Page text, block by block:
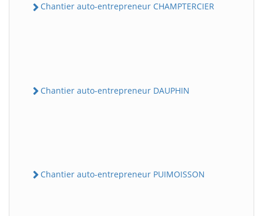
Chantier auto-entrepreneur CHAMPTERCIER
Chantier auto-entrepreneur DAUPHIN
Chantier auto-entrepreneur PUIMOISSON